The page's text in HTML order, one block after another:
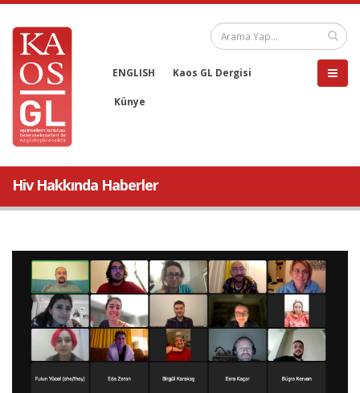
ENGLISH Kaos GL Dergisi
Künye
Hiv Hakkında Haberler